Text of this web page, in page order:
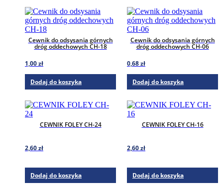
Cewnik do odsysania górnych
dróg oddechowych CH-18
1,00zł
Dodaj do koszyka
Cewnik do odsysania górnych
dróg oddechowych CH-06
0,68zł
Dodaj do koszyka
CEWNIK FOLEY CH-24
2,60zł
Dodaj do koszyka
CEWNIK FOLEY CH-16
2,60zł
Dodaj do koszyka